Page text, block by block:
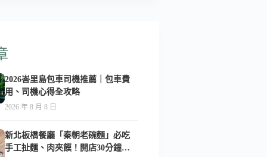
2026峇里島包車司機推薦｜包車費
用、司機心得全攻略
2026 年 8 月 8 日
新北板橋餐廳「秦朝老碗麵」必吃
手工扯麵、肉夾饃！開店30分鐘就